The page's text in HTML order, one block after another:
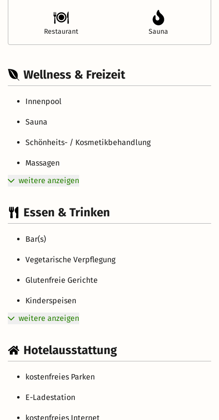
Restaurant Sauna
Wellness & Freizeit
Innenpool
Sauna
Schönheits- / Kosmetikbehandlung
Massagen
weitere anzeigen
Essen & Trinken
Bar(s)
Vegetarische Verpflegung
Glutenfreie Gerichte
Kinderspeisen
weitere anzeigen
Hotelausstattung
kostenfreies Parken
E-Ladestation
kostenfreies Internet